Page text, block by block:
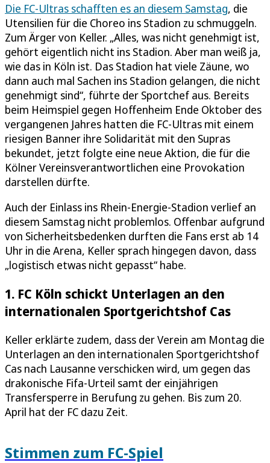
Die FC-Ultras schafften es an diesem Samstag, die
Utensilien für die Choreo ins Stadion zu schmuggeln.
Zum Ärger von Keller. „Alles, was nicht genehmigt ist,
gehört eigentlich nicht ins Stadion. Aber man weiß ja,
wie das in Köln ist. Das Stadion hat viele Zäune, wo
dann auch mal Sachen ins Stadion gelangen, die nicht
genehmigt sind“, führte der Sportchef aus. Bereits
beim Heimspiel gegen Hoffenheim Ende Oktober des
vergangenen Jahres hatten die FC-Ultras mit einem
riesigen Banner ihre Solidarität mit den Supras
bekundet, jetzt folgte eine neue Aktion, die für die
Kölner Vereinsverantwortlichen eine Provokation
darstellen dürfte.
Auch der Einlass ins Rhein-Energie-Stadion verlief an
diesem Samstag nicht problemlos. Offenbar aufgrund
von Sicherheitsbedenken durften die Fans erst ab 14
Uhr in die Arena, Keller sprach hingegen davon, dass
„logistisch etwas nicht gepasst“ habe.
1. FC Köln schickt Unterlagen an den
internationalen Sportgerichtshof Cas
Keller erklärte zudem, dass der Verein am Montag die
Unterlagen an den internationalen Sportgerichtshof
Cas nach Lausanne verschicken wird, um gegen das
drakonische Fifa-Urteil samt der einjährigen
Transfersperre in Berufung zu gehen. Bis zum 20.
April hat der FC dazu Zeit.
Stimmen zum FC-Spiel